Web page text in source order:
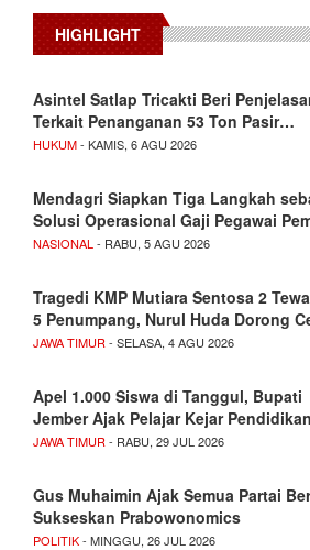
HIGHLIGHT
Asintel Satlap Tricakti Beri
Terkait Penanganan 53 Ton Pasir…
HUKUM- KAMIS, 6 AGU 2026
Mendagri Siapkan Tiga Langkah
Solusi Operasional Gaji Pegawai
NASIONAL - RABU, 5 AGU 2026
Tragedi KMP Mutiara Sentosa 2
5 Penumpang, Nurul Huda Dorong
JAWA TIMUR - SELASA, 4 AGU 2026
Apel 1.000 Siswa di Tanggul, Bupati
Jember Ajak Pelajar Kejar
JAWA TIMUR - RABU, 29 JUL 2026
Gus Muhaimin Ajak Semua Partai
Sukseskan Prabowonomics
POLITIK- MINGGU, 26 JUL 2026